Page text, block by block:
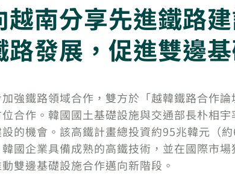
越南分享先進鐵路
路發展，促進雙邊
強鐵路領域合作，雙方於「越韓鐵路合作
合作。韓國國土基礎設施與交通部長朴相
的機會。該高鐵計畫總投資約95兆韓元（
國企業具備成熟的高鐵技術，並在國際市
雙邊基礎設施合作邁向新階段。